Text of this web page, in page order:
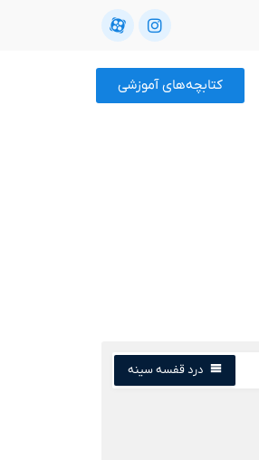
کتابچه‌های آموزشی
درد قفسه سینه